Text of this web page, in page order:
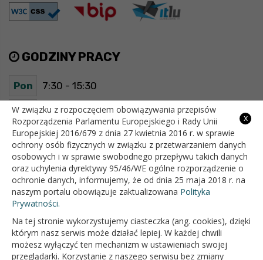
GODZINY PRACY
Pon 7:30 - 15:30
Wt 7:30 - 15:30
Śr 7:30 - 15:30
Czw 7:30 - 15:30
Pt 7:30 - 15:30
OFICJALNY SERWIS INTERNETOWY GMINY BIAŁOPOLE
x
W związku z rozpoczęciem obowiązywania przepisów
Rozporządzenia Parlamentu Europejskiego i Rady Unii
Europejskiej 2016/679 z dnia 27 kwietnia 2016 r. w sprawie
ochrony osób fizycznych w związku z przetwarzaniem danych
osobowych i w sprawie swobodnego przepływu takich danych
oraz uchylenia dyrektywy 95/46/WE ogólne rozporządzenie o
ochronie danych, informujemy, że od dnia 25 maja 2018 r. na
naszym portalu obowiązuje zaktualizowana Polityka
Prywatności.
Na tej stronie wykorzystujemy ciasteczka (ang. cookies), dzięki
którym nasz serwis może działać lepiej. W każdej chwili
możesz wyłączyć ten mechanizm w ustawieniach swojej
przeglądarki. Korzystanie z naszego serwisu bez zmiany